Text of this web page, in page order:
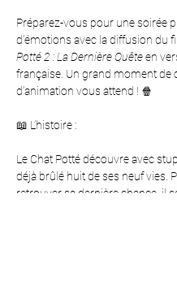
Préparez-vous pour une soirée
d’émotions avec la diffusion du
Potté 2 : La Dernière Quête en
française. Un grand moment de
d’animation vous attend ! 🍿
📖 L’histoire :
Le Chat Potté découvre avec
déjà brûlé huit de ses neuf vies.
retrouver sa dernière chance, il